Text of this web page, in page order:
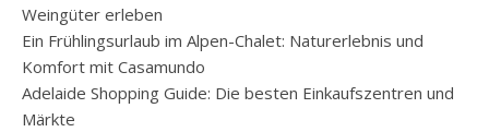
Weingüter erleben
Ein Frühlingsurlaub im Alpen-Chalet: Naturerlebnis und
Komfort mit Casamundo
Adelaide Shopping Guide: Die besten Einkaufszentren und
Märkte